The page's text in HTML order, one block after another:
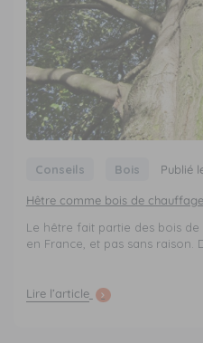
Conseils Bois Publié
Hêtre comme bois de
Le hêtre fait partie des bois
en France, et pas sans raison.
Lire l’article